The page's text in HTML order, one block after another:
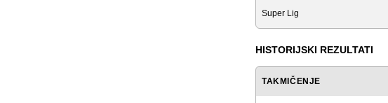
Super Lig
HISTORIJSKI REZULTATI
TAKMIČENJE